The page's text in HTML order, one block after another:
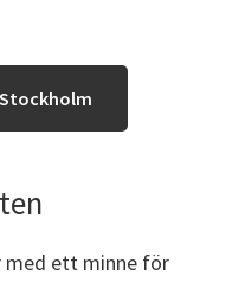
med ett minne för